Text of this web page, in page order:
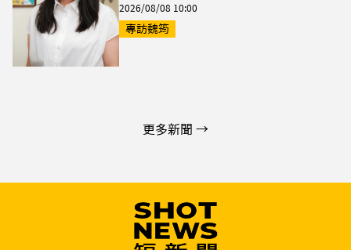
2026/08/08 10:00
專訪魏筠
更多新聞 →